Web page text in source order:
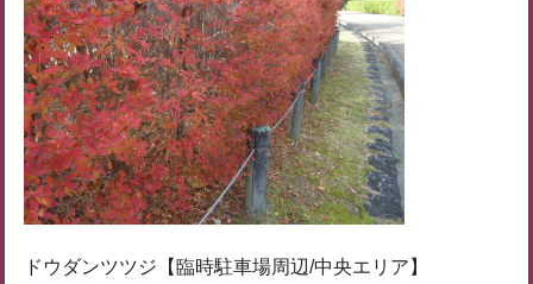
ドウダンツツジ【臨時駐車場周辺/中央エリア】